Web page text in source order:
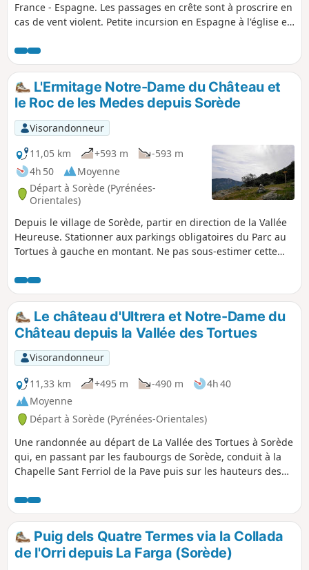
France - Espagne. Les passages en crête sont à proscrire en
cas de vent violent. Petite incursion en Espagne à l'église et
longueur, son dénivelé. Cette randonnée est adaptable en
fonction de vos capacité et du temps (voir Infos Pratiques).
Modification du descriptif. Voir infos pratiques 28 avril 2021
* La descente du (5) au Coll de Cirerers (5) est interdite
L'Ermitage Notre-Dame du Château et
le Roc de les Medes depuis Sorède
Visorandonneur
11,05 km
+593 m
-593 m
4h 50
Moyenne
Départ à Sorède (Pyrénées-
Orientales)
Depuis le village de Sorède, partir en direction de la Vallée
Heureuse. Stationner aux parkings obligatoires du Parc au
Tortues à gauche en montant. Ne pas sous-estimer cette
demande un peu d’attention. Beaucoup de bifurcations, je
vous conseille donc d’avoir la trace gpx pour éviter des
allers-retours inutiles. Parcours en Réserve biologique * La
montée et la descente se font dans deux forêts très
différentes.
Le château d'Ultrera et Notre-Dame du
Château depuis la Vallée des Tortues
Visorandonneur
11,33 km
+495 m -490 m
4h 40
Moyenne
Départ à Sorède (Pyrénées-Orientales)
Une randonnée au départ de La Vallée des Tortues à Sorède
qui, en passant par les faubourgs de Sorède, conduit à la
Chapelle Sant Ferriol de la Pave puis sur les hauteurs des
redescendre quelque peu jusqu'à l'ancien four solaire
Himalaya pour gagner ensuite l'Ermitage de Notre-Dame du
Château où une pause s'impose. Le retour par le Pont de la
Resclosa permet de rejoindre la vallée et son parc animalier
qui mérite une visite.
Puig dels Quatre Termes via la Collada
de l'Orri depuis La Farga (Sorède)